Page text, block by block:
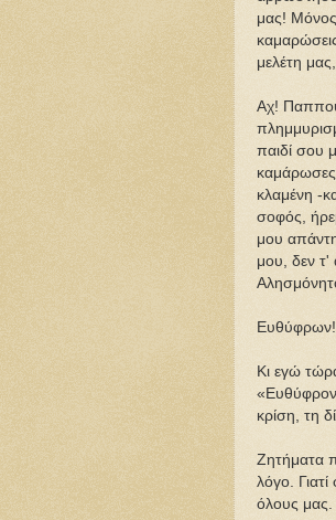
μας! Μόνος
μελέτη
Αχ!
παιδί σου
κλαμένη -
σοφός,
μου
μου, δεν τ'
Κι εγώ
κρίση, τη
Ζητήματα
λόγο.
όλους μας.